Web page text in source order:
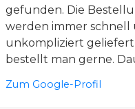
gefunden. Die
werden immer schnell
unkompliziert
bestellt man gerne.
Zum Google-Profil